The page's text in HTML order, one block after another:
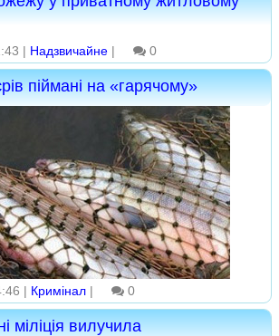
| Надзвичайне | 0
піймані на «гарячому»
| Кримінал | 0
міліція вилучила